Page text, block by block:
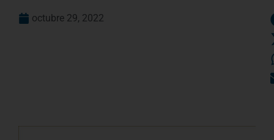
octubre 29, 2022